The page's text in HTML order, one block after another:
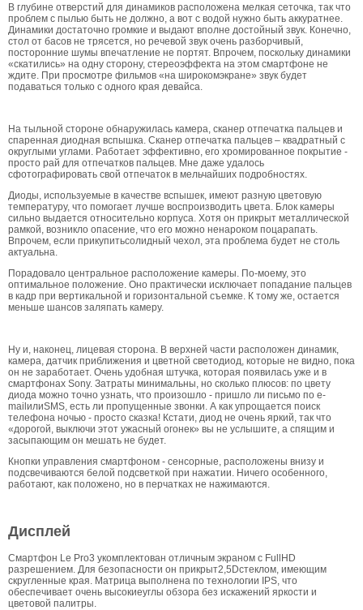
В глубине отверстий для динамиков расположена мелкая сеточка, так что
проблем с пылью быть не должно, а вот с водой нужно быть аккуратнее.
Динамики достаточно громкие и выдают вполне достойный звук. Конечно,
стол от басов не трясется, но речевой звук очень разборчивый,
посторонние шумы впечатление не портят. Впрочем, поскольку динамики
«скатились» на одну сторону, стереоэффекта на этом смартфоне не
ждите. При просмотре фильмов «на широкомэкране» звук будет
подаваться только с одного края девайса.
На тыльной стороне обнаружилась камера, сканер отпечатка пальцев и
спаренная диодная вспышка. Сканер отпечатка пальцев – квадратный с
округлыми углами. Работает эффективно, его хромированное покрытие -
просто рай для отпечатков пальцев. Мне даже удалось
сфотографировать свой отпечаток в мельчайших подробностях.
Диоды, используемые в качестве вспышек, имеют разную цветовую
температуру, что помогает лучше воспроизводить цвета. Блок камеры
сильно выдается относительно корпуса. Хотя он прикрыт металлической
рамкой, возникло опасение, что его можно ненароком поцарапать.
Впрочем, если прикупитьсолидный чехол, эта проблема будет не столь
актуальна.
Порадовало центральное расположение камеры. По-моему, это
оптимальное положение. Оно практически исключает попадание пальцев
в кадр при вертикальной и горизонтальной съемке. К тому же, остается
меньше шансов заляпать камеру.
Ну и, наконец, лицевая сторона. В верхней части расположен динамик,
камера, датчик приближения и цветной светодиод, которые не видно, пока
он не заработает. Очень удобная штучка, которая появилась уже и в
смартфонах Sony. Затраты минимальны, но сколько плюсов: по цвету
диода можно точно узнать, что произошло - пришло ли письмо по e-
mailилиSMS, есть ли пропущенные звонки. А как упрощается поиск
телефона ночью - просто сказка! Кстати, диод не очень яркий, так что
«дорогой, выключи этот ужасный огонек» вы не услышите, а спящим и
засыпающим он мешать не будет.
Кнопки управления смартфоном - сенсорные, расположены внизу и
подсвечиваются белой подсветкой при нажатии. Ничего особенного,
работают, как положено, но в перчатках не нажимаются.
Дисплей
Смартфон Le Pro3 укомплектован отличным экраном с FullHD
разрешением. Для безопасности он прикрыт2,5Dстеклом, имеющим
скругленные края. Матрица выполнена по технологии IPS, что
обеспечивает очень высокиеуглы обзора без искажений яркости и
цветовой палитры.